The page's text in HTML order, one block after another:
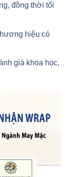
đồng thời tối
hiệu có
giá khoa học,